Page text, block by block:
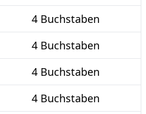
4 Buchstaben
4 Buchstaben
4 Buchstaben
4 Buchstaben